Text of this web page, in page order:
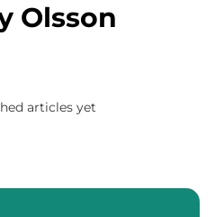
Olsson
articles yet